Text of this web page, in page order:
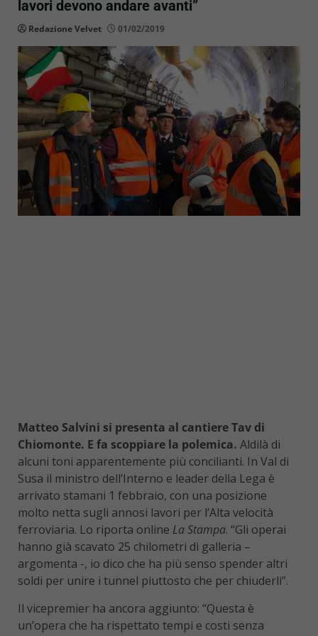
lavori devono andare avanti”
Redazione Velvet 01/02/2019
Matteo Salvini si presenta al cantiere Tav di
Chiomonte. E fa scoppiare la polemica. Aldilà di
alcuni toni apparentemente più concilianti. In Val di
Susa il ministro dell’Interno e leader della Lega è
arrivato stamani 1 febbraio, con una posizione
molto netta sugli annosi lavori per l’Alta velocità
ferroviaria. Lo riporta online La Stampa. “Gli operai
hanno già scavato 25 chilometri di galleria –
argomenta -, io dico che ha più senso spender altri
soldi per unire i tunnel piuttosto che per chiuderli”.
Il vicepremier ha ancora aggiunto: “Questa è
un’opera che ha rispettato tempi e costi senza